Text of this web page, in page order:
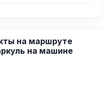
на маршруте
на машине